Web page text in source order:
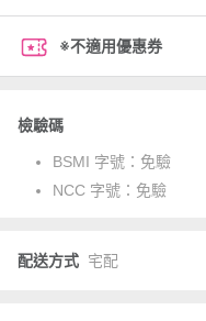
※不適用優惠券
檢驗碼
BSMI 字號： 免驗
NCC 字號： 免驗
配送方式 宅配